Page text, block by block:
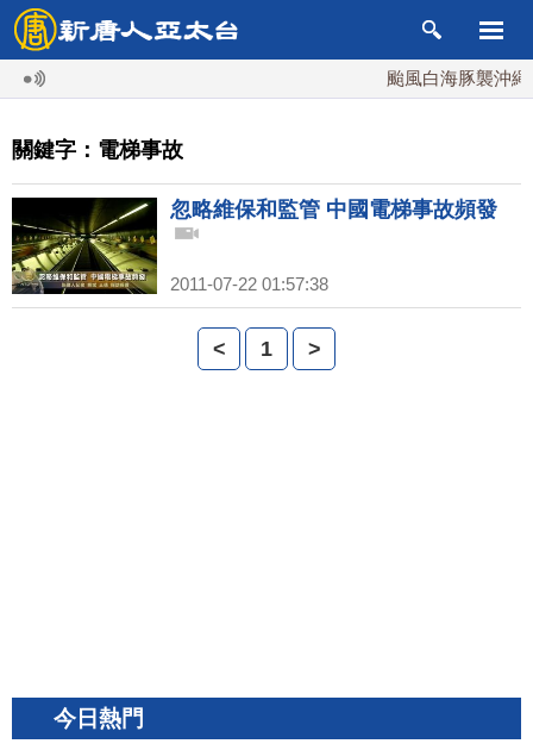
颱風白海豚襲沖繩
關鍵字：電梯事故
忽略維保和監管 中國電梯事故頻發
2011-07-22 01:57:38
< 1 >
今日熱門